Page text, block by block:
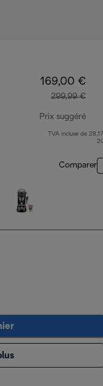
169,00 €
299,99 €
Prix suggéré
TVA incluse de
Comparer